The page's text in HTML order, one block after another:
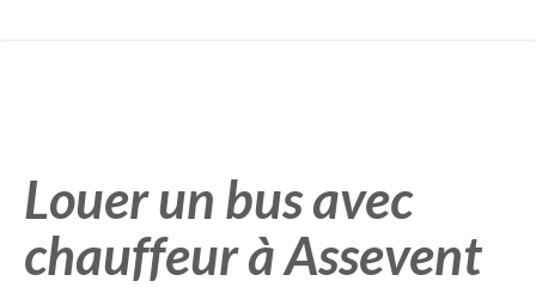
Louer un bus avec
chauffeur à Assevent